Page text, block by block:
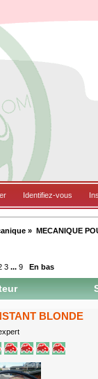
Identifiez-vous
» MECANIQUE
3 ...9 En bas
BLONDE